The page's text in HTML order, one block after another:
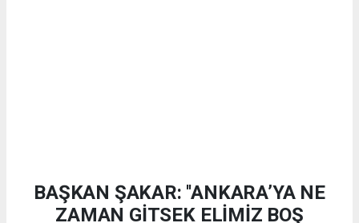
BAŞKAN ŞAKAR: ''ANKARA’YA NE
ZAMAN GİTSEK ELİMİZ BOŞ